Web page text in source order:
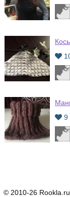
9
© 2010-26